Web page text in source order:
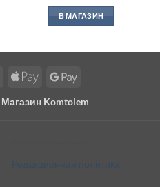
В МАГАЗИН
MasterCardApple
Google
Магазин Komtolem
Редакционная политика